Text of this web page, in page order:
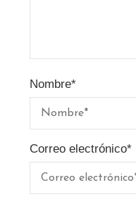
Nombre*
Correo electrónico*